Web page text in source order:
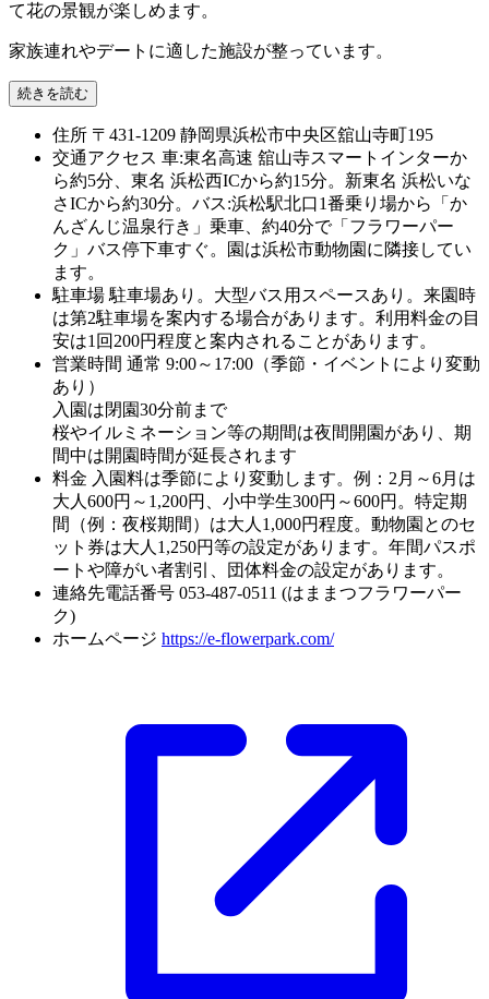
て花の景観が楽しめます。
家族連れやデートに適した施設が整っています。
続きを読む
住所 〒431-1209 静岡県浜松市中央区舘山寺町195
交通アクセス 車:東名高速 舘山寺スマートインターか
ら約5分、東名 浜松西ICから約15分。新東名 浜松いな
さICから約30分。バス:浜松駅北口1番乗り場から「か
んざんじ温泉行き」乗車、約40分で「フラワーパー
ク」バス停下車すぐ。園は浜松市動物園に隣接してい
ます。
駐車場 駐車場あり。大型バス用スペースあり。来園時
は第2駐車場を案内する場合があります。利用料金の目
安は1回200円程度と案内されることがあります。
営業時間 通常 9:00～17:00（季節・イベントにより変動
あり）
入園は閉園30分前まで
桜やイルミネーション等の期間は夜間開園があり、期
間中は開園時間が延長されます
料金 入園料は季節により変動します。例：2月～6月は
大人600円～1,200円、小中学生300円～600円。特定期
間（例：夜桜期間）は大人1,000円程度。動物園とのセ
ット券は大人1,250円等の設定があります。年間パスポ
ートや障がい者割引、団体料金の設定があります。
連絡先電話番号 053-487-0511 (はままつフラワーパー
ク)
ホームページ https://e-flowerpark.com/